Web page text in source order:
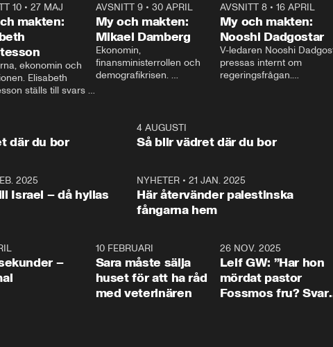
10 •27 MAJ
makten:
ekonomin och
Elisabeth
ställs till svars
AVSNITT 9• 30 APRIL
My och makten:
Mikael Damberg
Ekonomin,
finansministerrollen och
demografikrisen.
och Makten.
AVSNITT 8• 16 APRIL
My och makten:
Nooshi Dadgostar
V-ledaren Nooshi
pressas internt om
regeringsfrågan.
– Vi ställer upp i val. Ska vi
vara med så sitter vi
1:06
där du bor
4 AUGUSTI
Så blir vädret där du bor
2025
Israel – då hyllas
NYHETER •21 JAN. 2025
Här återvänder palestinska
fångarna hem
–
10 FEBRUARI
Sara måste sälja
huset för att ha råd
med veterinären
26 NOV. 2025
Leif GW: ”Har hon
mördat pastor
Fossmos fru? Svar